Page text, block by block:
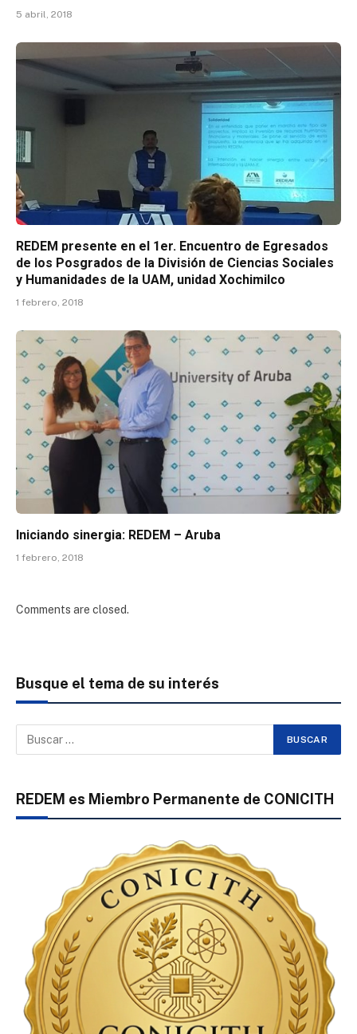
5 abril, 2018
REDEM presente en el 1er. Encuentro de Egresados
de los Posgrados de la División de Ciencias Sociales
y Humanidades de la UAM, unidad Xochimilco
1 febrero, 2018
Iniciando sinergia: REDEM – Aruba
1 febrero, 2018
Comments are closed.
Busque el tema de su interés
REDEM es Miembro Permanente de CONICITH